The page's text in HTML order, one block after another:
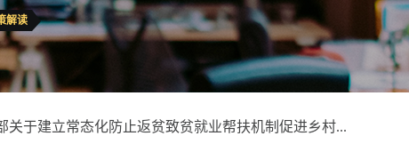
解读
于建立常态化防止返贫致贫就业帮扶机制促进乡村...